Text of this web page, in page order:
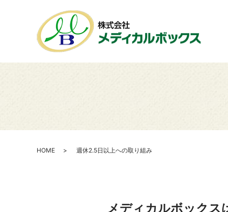
HOME 週休2.5日以上への取り組み
メディカルボックス